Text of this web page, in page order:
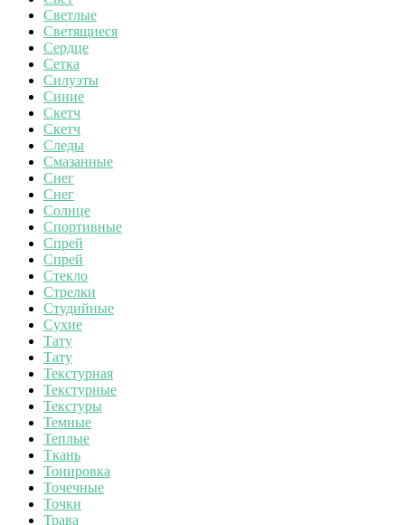
Светлые
Светящиеся
Сердце
Сетка
Силуэты
Синие
Скетч
Скетч
Следы
Смазанные
Снег
Снег
Солнце
Спортивные
Спрей
Спрей
Стекло
Стрелки
Студийные
Сухие
Тату
Тату
Текстурная
Текстурные
Текстуры
Темные
Теплые
Ткань
Тонировка
Точечные
Точки
Трава